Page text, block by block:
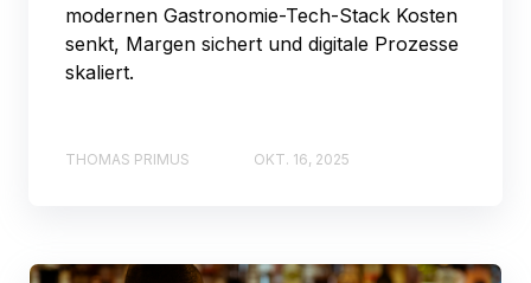
modernen Gastronomie-Tech-Stack Kosten
senkt, Margen sichert und digitale Prozesse
skaliert.
THOMAS PRIMUS OKT. 16, 2025